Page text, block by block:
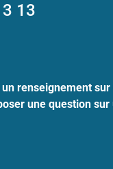
13
renseignement sur
une question sur